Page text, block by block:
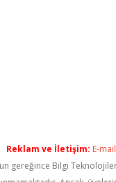
Reklam ve İletişim: E-
gereğince Bilgi